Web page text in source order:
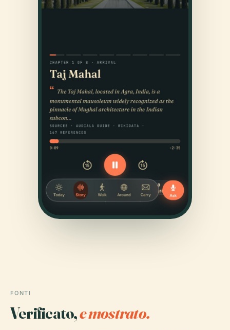
FONTI
Verificato,e mostrato.